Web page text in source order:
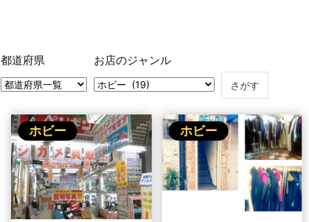
都道府県 お店のジャンル
ホビー ホビー